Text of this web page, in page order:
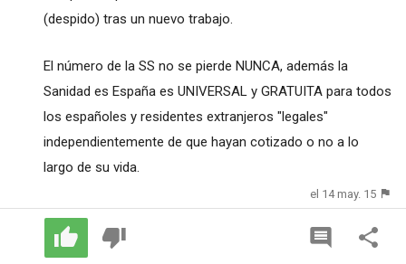
(despido) tras un nuevo trabajo.
El número de la SS no se pierde NUNCA, además la
Sanidad es España es UNIVERSAL y GRATUITA para todos
los españoles y residentes extranjeros "legales"
independientemente de que hayan cotizado o no a lo
largo de su vida.
el 14 may. 15